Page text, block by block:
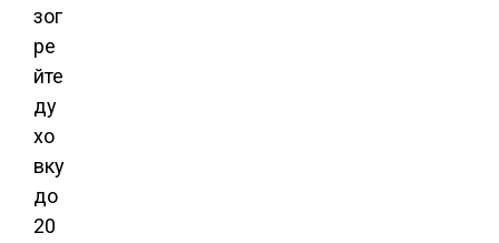
зог
ре
йте
ду
хо
вку
до
20